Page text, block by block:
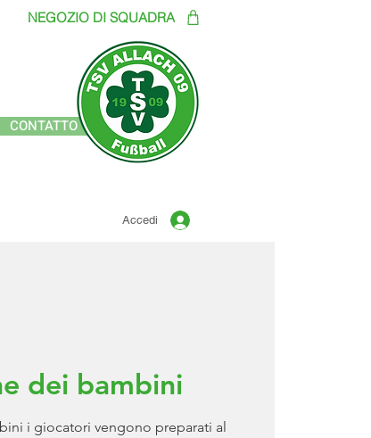
NEGOZIO DI SQUADRA
CONTATTO
Accedi
dei bambini
i giocatori vengono preparati al